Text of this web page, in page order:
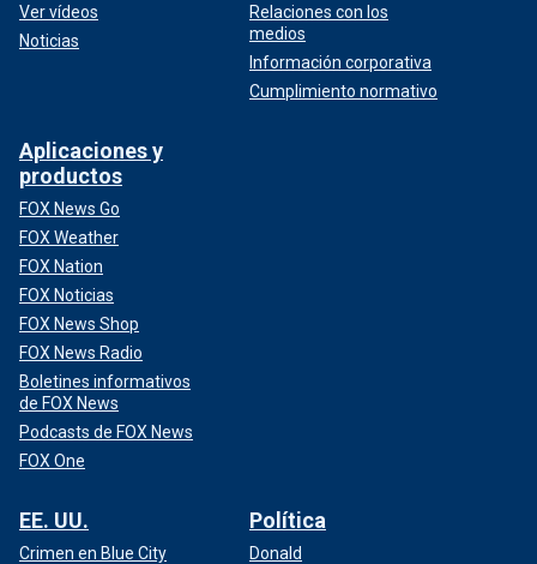
Ver vídeos
Noticias
Relaciones con los
medios
Información corporativa
Cumplimiento normativo
Aplicaciones y
productos
FOX News Go
FOX Weather
FOX Nation
FOX Noticias
FOX News Shop
FOX News Radio
Boletines informativos
de FOX News
Podcasts de FOX News
FOX One
EE. UU.
Crimen en Blue City
Política
Donald